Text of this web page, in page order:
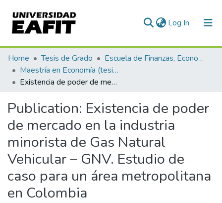
Log In (current)
Communities & Collections
All of DSpace
Home Tesis de Grado
Escuela de Finanzas, Economía y Gobierno
Maestría en Economía (tesis)
Existencia de poder de mercado en la industria minorista de Gas Natural Vehicular – GNV. Estudio de caso para un área metropolitana en Colombia
Publication: Existencia de poder
de mercado en la industria
minorista de Gas Natural
Vehicular – GNV. Estudio de
caso para un área metropolitana
en Colombia